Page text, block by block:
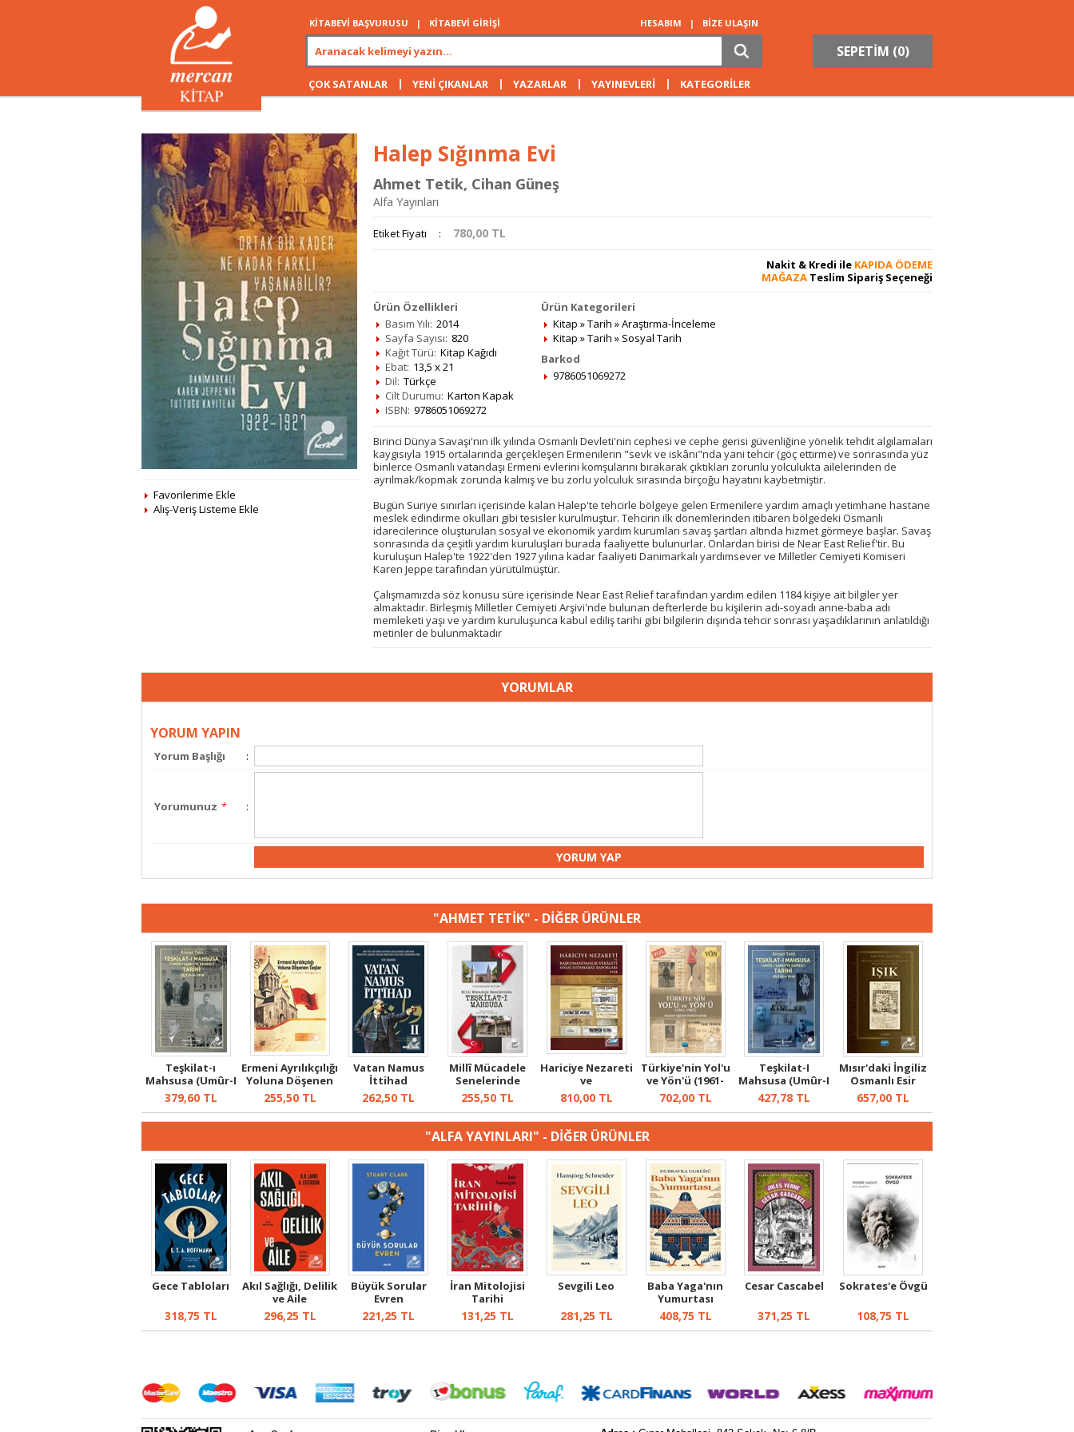
KİTABEVİ BAŞVURUSU | KİTABEVİ GİRİŞİ HESABIM | BİZE ULAŞIN
SEPETİM (0)
ÇOK SATANLAR | YENİ ÇIKANLAR | YAZARLAR | YAYINEVLERİ | KATEGORİLER
Favorilerime Ekle
Alış-Veriş Listeme Ekle
Halep Sığınma Evi
Ahmet Tetik, Cihan Güneş
Alfa Yayınları
Etiket Fiyatı : 780,00 TL
Nakit & Kredi ile KAPIDA ÖDEME
MAĞAZA Teslim Sipariş Seçeneği
Ürün Özellikleri
Basım Yılı: 2014
Sayfa Sayısı: 820
Kağıt Türü: Kitap Kağıdı
Ebat: 13,5 x 21
Dil: Türkçe
Cilt Durumu: Karton Kapak
ISBN: 9786051069272
Ürün Kategorileri
Kitap »Tarih »Araştırma-İnceleme
Kitap »Tarih » Sosyal Tarih
Barkod
9786051069272
Birinci Dünya Savaşı'nın ilk yılında Osmanlı Devleti'nin cephesi ve cephe gerisi güvenliğine yönelik tehdit algılamaları
kaygısıyla 1915 ortalarında gerçekleşen Ermenilerin "sevk ve iskânı"nda yani tehcir (göç ettirme) ve sonrasında yüz
binlerce Osmanlı vatandaşı Ermeni evlerini komşularını bırakarak çıktıkları zorunlu yolculukta ailelerinden de
ayrılmak/kopmak zorunda kalmış ve bu zorlu yolculuk sırasında birçoğu hayatını kaybetmiştir.
Bugün Suriye sınırları içerisinde kalan Halep'te tehcirle bölgeye gelen Ermenilere yardım amaçlı yetimhane hastane
meslek edindirme okulları gibi tesisler kurulmuştur. Tehcirin ilk dönemlerinden itibaren bölgedeki Osmanlı
idarecilerince oluşturulan sosyal ve ekonomik yardım kurumları savaş şartları altında hizmet görmeye başlar. Savaş
sonrasında da çeşitli yardım kuruluşları burada faaliyette bulunurlar. Onlardan birisi de Near East Relief'tir. Bu
kuruluşun Halep'te 1922'den 1927 yılına kadar faaliyeti Danimarkalı yardımsever ve Milletler Cemiyeti Komiseri
Karen Jeppe tarafından yürütülmüştür.
Çalışmamızda söz konusu süre içerisinde Near East Relief tarafından yardım edilen 1184 kişiye ait bilgiler yer
almaktadır. Birleşmiş Milletler Cemiyeti Arşivi'nde bulunan defterlerde bu kişilerin adı-soyadı anne-baba adı
memleketi yaşı ve yardım kuruluşunca kabul ediliş tarihi gibi bilgilerin dışında tehcir sonrası yaşadıklarının anlatıldığı
metinler de bulunmaktadır
YORUMLAR
YORUM YAPIN
Yorum Başlığı :
Yorumunuz * :
"AHMET TETİK" - DİĞER ÜRÜNLER
Teşkilat-ı
Mahsusa (Umûr-I
Şarkiyye Dair...
379,60TL
Ermeni Ayrılıkçılığı
Yoluna Döşenen
Taşl...
255,50TL
Vatan Namus
İttihad
262,50 TL
Millî Mücadele
Senelerinde
Teşkilat-ı Ma...
255,50 TL
Hariciye Nezareti
ve
Başkumandanlık
Veka...
810,00TL
Türkiye'nin Yol'u
ve Yön'ü (1961-
1967) S...
702,00TL
Teşkilat-I
Mahsusa (Umûr-I
Şarkiyye Dair...
427,78 TL
Mısır'daki İngiliz
Osmanlı Esir
Kampında...
657,00 TL
"ALFA YAYINLARI" - DİĞER ÜRÜNLER
Gece Tabloları
318,75 TL
Akıl Sağlığı, Delilik
ve Aile
296,25 TL
Büyük Sorular
Evren
221,25 TL
İran Mitolojisi
Tarihi
131,25 TL
Sevgili Leo
281,25 TL
Baba Yaga'nın
Yumurtası
408,75 TL
Cesar Cascabel
371,25 TL
Sokrates'e Övgü
108,75 TL